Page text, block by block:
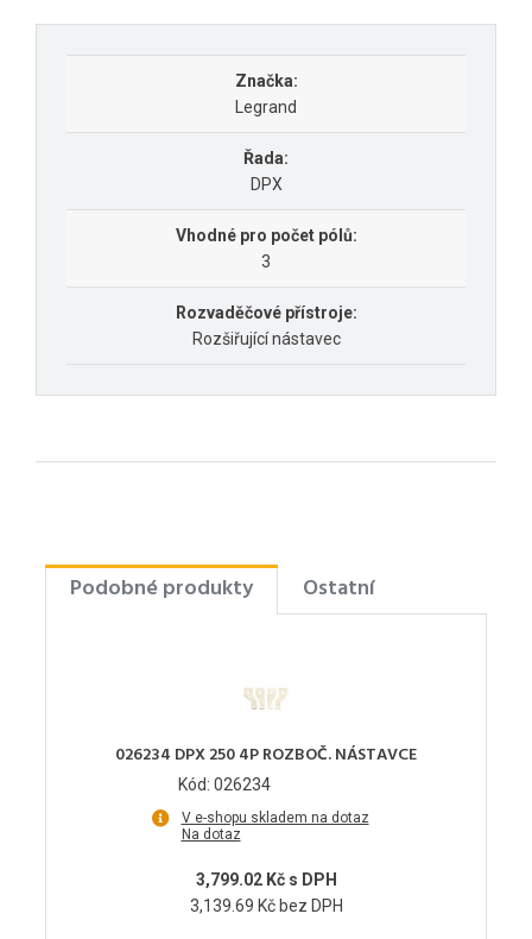
Značka:
Legrand
Řada:
DPX
Vhodné pro počet pólů:
3
Rozvaděčové přístroje:
Rozšiřující nástavec
Podobné produkty Ostatní
026234 DPX 250 4P ROZBOČ. NÁSTAVCE
Kód: 026234
V e-shopu skladem na dotaz
Na dotaz
3,799.02 Kč s DPH
3,139.69 Kč bez DPH